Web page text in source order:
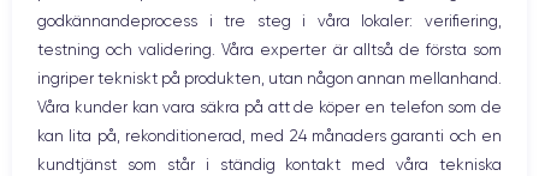
Prise USB
godkännandeprocess i tre steg i våra lokaler: verifiering,
testning och validering. Våra experter är alltså de första som
ingriper tekniskt på produkten, utan någon annan mellanhand.
Våra kunder kan vara säkra på att de köper en telefon som de
kan lita på, rekonditionerad, med 24 månaders garanti och en
kundtjänst som står i ständig kontakt med våra tekniska